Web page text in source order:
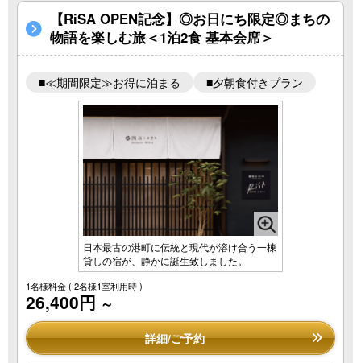
【RiSA OPEN記念】◎お日にち限定◎まちの
物語を楽しむ旅＜1泊2食 基本会席＞
■≪期間限定≫お得に泊まる ■夕朝食付きプラン
日本最古の港町に伝統と現代が溶け合う一棟
貸しの宿が、静かに誕生致しました。
1名様料金( 2名様1室利用時 )
26,400円 ～
詳細/ご予約